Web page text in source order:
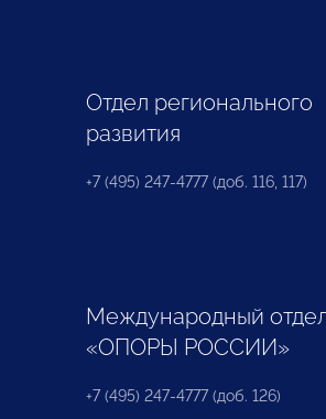
Отдел регионального
развития
+7 (495) 247-4777 (доб. 116, 117)
Международный
«ОПОРЫ РОССИИ»
+7 (495) 247-4777 (доб. 126)